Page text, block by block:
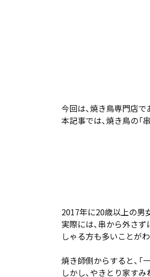
今回は、焼き鳥専門店
本記事では、焼き鳥の
2017年に20歳以上の男
実際には、串から外さず
しゃる方も多いことがわ
焼き師側からすると、「
しかし、やきとり家すみ